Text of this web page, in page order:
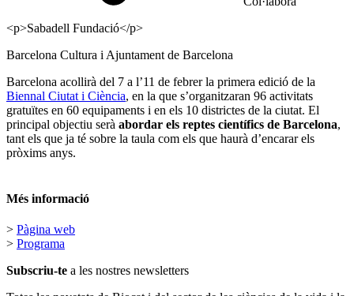
<p>Sabadell Fundació</p>
Barcelona Cultura i Ajuntament de Barcelona
Barcelona acollirà del 7 a l’11 de febrer la primera edició de la
Biennal Ciutat i Ciència, en la que s’organitzaran 96 activitats
gratuïtes en 60 equipaments i en els 10 districtes de la ciutat. El
principal objectiu serà abordar els reptes científics de Barcelona,
tant els que ja té sobre la taula com els que haurà d’encarar els
pròxims anys.
Més informació
> Pàgina web
> Programa
Subscriu-te a les nostres newsletters